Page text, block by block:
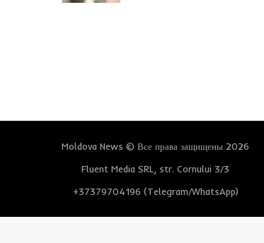
Moldova News © Все права защищены 2026
Fluent Media SRL, str. Cornului 3/3
+37379704196 (Telegram/WhatsApp)